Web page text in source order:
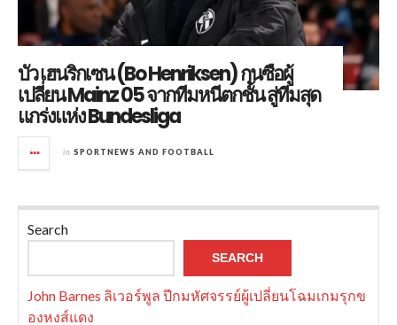
บัว เฮนริกเซน (Bo Henriksen) กุนซือผู้
เปลี่ยน Mainz 05 จากทีมหนีตกชั้น สู่ทีมสุด
แกร่งแห่ง Bundesliga
in SPORTNEWS AND FOOTBALL
Search
SEARCH
John Barnes ลิเวอร์พูล ปีกมหัศจรรย์ผู้เปลี่ยนโฉมเกมรุกข
องหงส์แดง